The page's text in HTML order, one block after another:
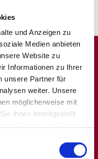
und Anzeigen zu
Medien anbieten
Website zu
Informationen zu Ihrer
unsere Partner für
weiter. Unsere
möglicherweise mit
ihnen bereitgestellt
K L M N O P Q
9